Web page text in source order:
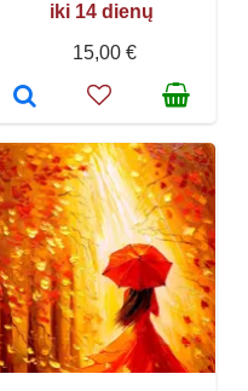
iki 14 dienų
15,00 €